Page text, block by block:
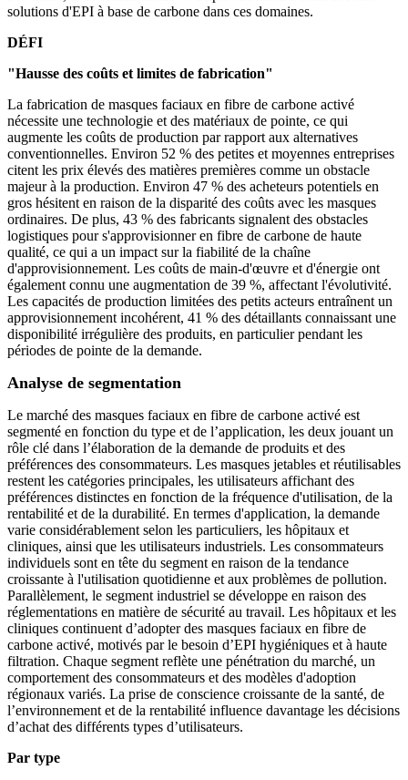
solutions d'EPI à base de carbone dans ces domaines.
DÉFI
"Hausse des coûts et limites de fabrication"
La fabrication de masques faciaux en fibre de carbone activé
nécessite une technologie et des matériaux de pointe, ce qui
augmente les coûts de production par rapport aux alternatives
conventionnelles. Environ 52 % des petites et moyennes entreprises
citent les prix élevés des matières premières comme un obstacle
majeur à la production. Environ 47 % des acheteurs potentiels en
gros hésitent en raison de la disparité des coûts avec les masques
ordinaires. De plus, 43 % des fabricants signalent des obstacles
logistiques pour s'approvisionner en fibre de carbone de haute
qualité, ce qui a un impact sur la fiabilité de la chaîne
d'approvisionnement. Les coûts de main-d'œuvre et d'énergie ont
également connu une augmentation de 39 %, affectant l'évolutivité.
Les capacités de production limitées des petits acteurs entraînent un
approvisionnement incohérent, 41 % des détaillants connaissant une
disponibilité irrégulière des produits, en particulier pendant les
périodes de pointe de la demande.
Analyse de segmentation
Le marché des masques faciaux en fibre de carbone activé est
segmenté en fonction du type et de l’application, les deux jouant un
rôle clé dans l’élaboration de la demande de produits et des
préférences des consommateurs. Les masques jetables et réutilisables
restent les catégories principales, les utilisateurs affichant des
préférences distinctes en fonction de la fréquence d'utilisation, de la
rentabilité et de la durabilité. En termes d'application, la demande
varie considérablement selon les particuliers, les hôpitaux et
cliniques, ainsi que les utilisateurs industriels. Les consommateurs
individuels sont en tête du segment en raison de la tendance
croissante à l'utilisation quotidienne et aux problèmes de pollution.
Parallèlement, le segment industriel se développe en raison des
réglementations en matière de sécurité au travail. Les hôpitaux et les
cliniques continuent d’adopter des masques faciaux en fibre de
carbone activé, motivés par le besoin d’EPI hygiéniques et à haute
filtration. Chaque segment reflète une pénétration du marché, un
comportement des consommateurs et des modèles d'adoption
régionaux variés. La prise de conscience croissante de la santé, de
l’environnement et de la rentabilité influence davantage les décisions
d’achat des différents types d’utilisateurs.
Par type